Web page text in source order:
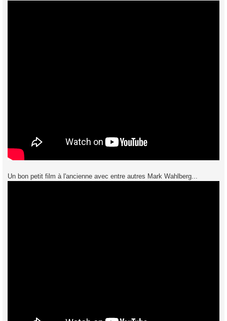
Un bon petit film à l'ancienne avec entre autres Mark Wahlberg...